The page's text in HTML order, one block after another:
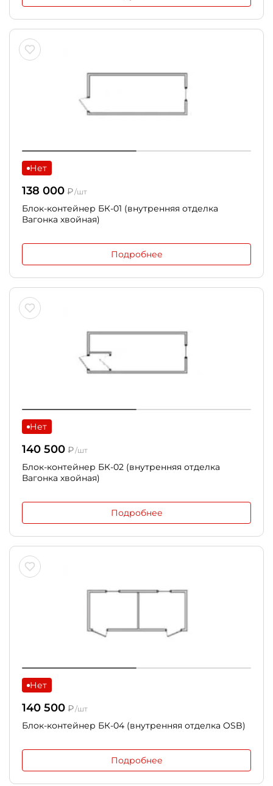
Нет
138 000 ₽/шт
Блок-контейнер БК-01 (внутренняя отделка
Вагонка хвойная)
Подробнее
Нет
140 500 ₽/шт
Блок-контейнер БК-02 (внутренняя отделка
Вагонка хвойная)
Подробнее
Нет
140 500 ₽/шт
Блок-контейнер БК-04 (внутренняя отделка OSB)
Подробнее